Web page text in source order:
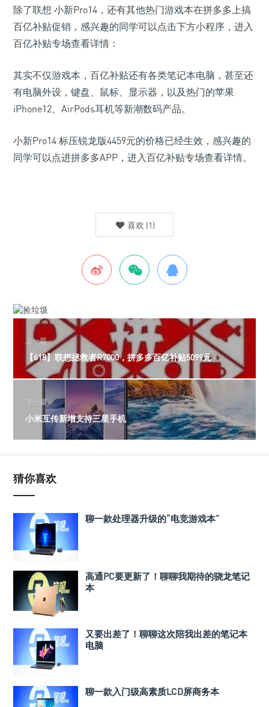
除了联想 小新Pro14，还有其他热门游戏本在拼多多上搞
百亿补贴促销，感兴趣的同学可以点击下方小程序，进入
百亿补贴专场查看详情：
其实不仅游戏本，百亿补贴还有各类笔记本电脑，甚至还
有电脑外设， 键盘 鼠标 显示器 ，以及热门的苹果
iPhone12
AirPods耳机等新潮数码产品。
小新Pro14 标压锐龙版4459元的价格已经生效，感兴趣的
同学可以点进拼多多APP，进入百亿补贴专场查看详情。
喜欢 (1)
上一篇
【618】联想拯救者R7000，拼多多百亿补贴5099元
下一篇
小米互传新增支持三星手机
猜你喜欢
聊一款处理器升级的“电竞游戏本”
高通PC要更新了！聊聊我期待的骁龙笔记
本
又要出差了！聊聊这次陪我出差的笔记本
电脑
聊一款入门级高素质LCD屏商务本